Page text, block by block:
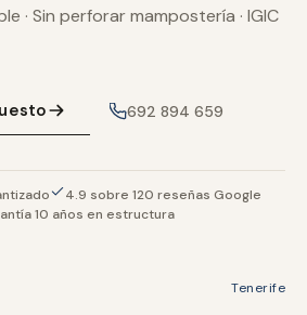
· Sin perforar mampostería · IGIC
692 894 659
4.9 sobre 120 reseñas Google
10 años en estructura
Tenerife